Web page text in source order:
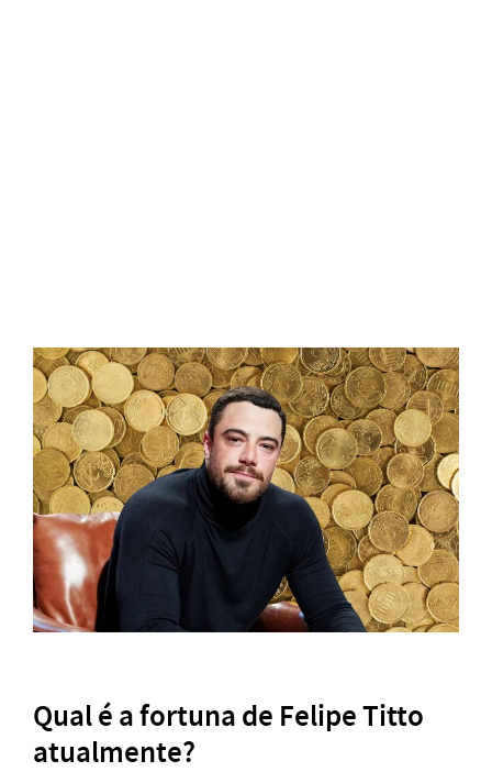
Qual é a fortuna de Felipe Titto
atualmente?